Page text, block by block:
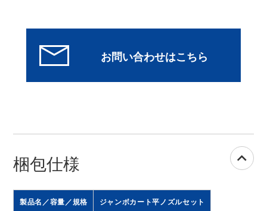
梱包仕様
製品名／容量／規格 ジャンボカート平ノズルセット